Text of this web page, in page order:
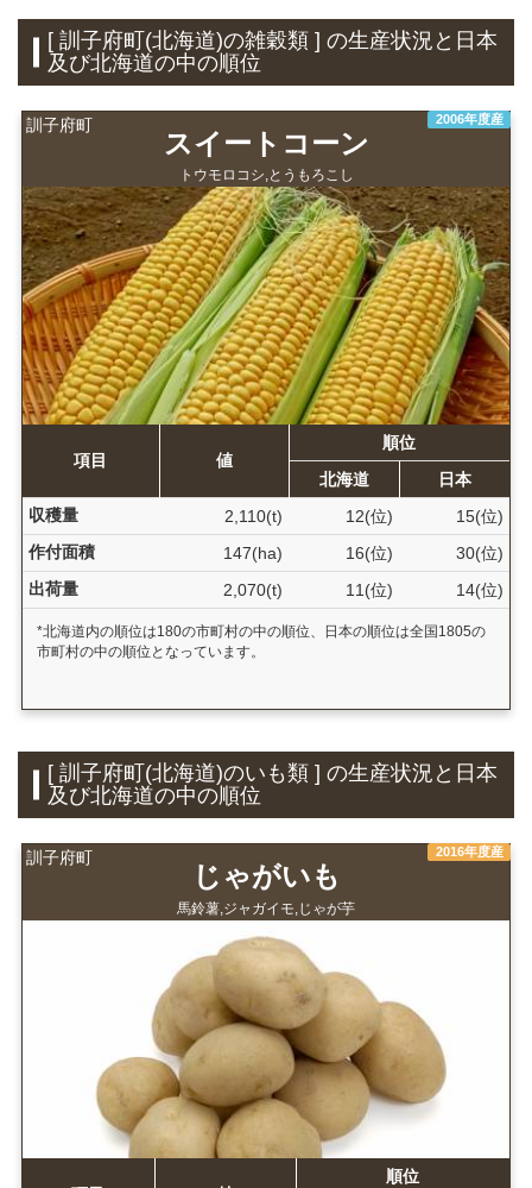
[ 訓子府町(北海道)の雑穀類 ] の生産状況と日本
及び北海道の中の順位
訓子府町 2006年度産
スイートコーン
トウモロコシ,とうもろこし
項目 値
順位
北海道
日本
収穫量
2,110(t) 12(位)
15(位)
作付面積
147(ha) 16(位)
30(位)
出荷量
2,070(t) 11(位) 14(位)
*北海道内の順位は180の市町村の中の順位、日本の順位は全国1805の
市町村の中の順位となっています。
[ 訓子府町(北海道)のいも類 ] の生産状況と日本
及び北海道の中の順位
訓子府町 2016年度産
じゃがいも
馬鈴薯,ジャガイモ,じゃが芋
順位